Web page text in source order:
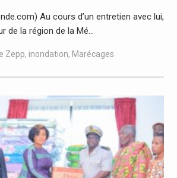
Au cours d’un entretien avec lui,
de la région de la Mé…
Zepp, inondation, Marécages